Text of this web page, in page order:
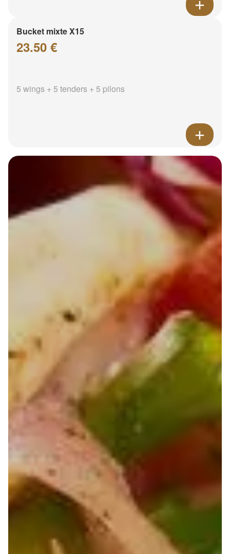
Bucket mixte X15
23.50 €
5 wings + 5 tenders + 5 pilons